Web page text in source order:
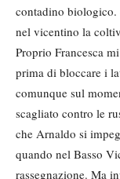
contadino biologico.
nel vicentino la
Proprio Francesca
prima di bloccare i
comunque sul
scagliato contro le
che Arnaldo si
quando nel Basso
rassegnazione. Ma